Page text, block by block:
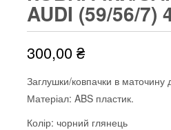
AUDI (59/56/7)
300,00₴
Заглушки/ковпачки в маточину
Матеріал: ABS пластик.
Колір: чорний глянець